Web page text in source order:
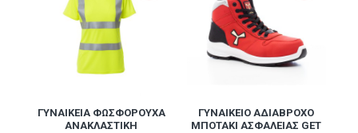
ΓΥΝΑΙΚΕΊΑ ΦΩΣΦΟΡΟΎΧΑ
ΑΝΑΚΛΑΣΤΙΚΉ
ΓΥΝΑΙΚΕΊΟ ΑΔΙΆΒΡΟΧΟ
ΜΠΟΤΆΚΙ ΑΣΦΑΛΕΊΑΣ GET